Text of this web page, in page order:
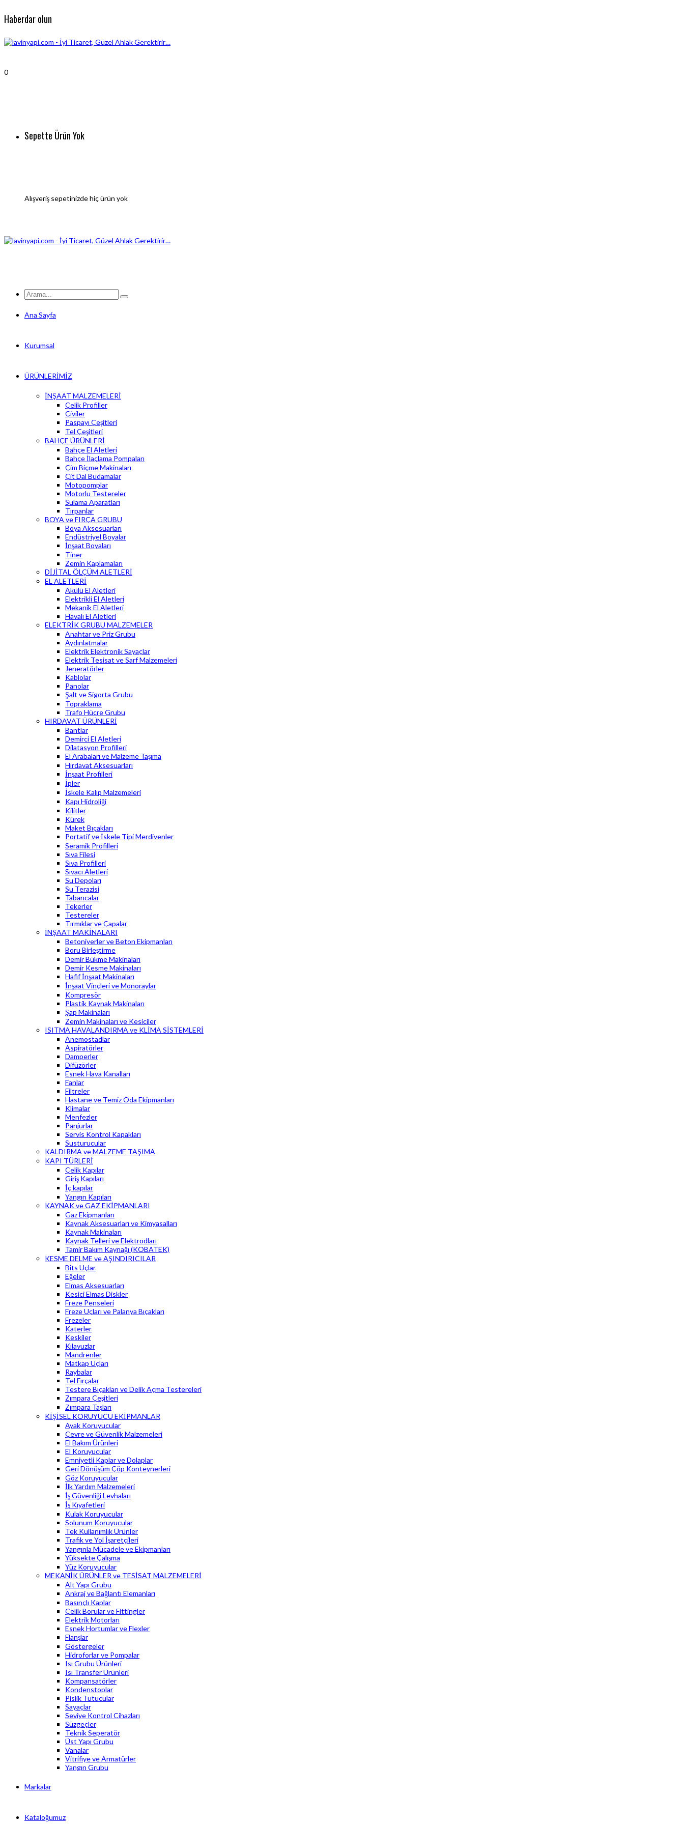
Haberdar olun
0
Sepette Ürün Yok
Alışveriş sepetinizde hiç ürün yok
Ana Sayfa
Kurumsal
ÜRÜNLERİMİZ
İNŞAAT MALZEMELERİ
Çelik Profiller
Çiviler
Paspayı Çeşitleri
Tel Çeşitleri
BAHÇE ÜRÜNLERİ
Bahçe El Aletleri
Bahçe İlaçlama Pompaları
Çim Biçme Makinaları
Çit Dal Budamalar
Motopomplar
Motorlu Testereler
Sulama Aparatları
Tırpanlar
BOYA ve FIRÇA GRUBU
Boya Aksesuarları
Endüstriyel Boyalar
İnşaat Boyaları
Tiner
Zemin Kaplamaları
DİJİTAL ÖLÇÜM ALETLERİ
EL ALETLERİ
Akülü El Aletleri
Elektrikli El Aletleri
Mekanik El Aletleri
Havalı El Aletleri
ELEKTRİK GRUBU MALZEMELER
Anahtar ve Priz Grubu
Aydınlatmalar
Elektrik Elektronik Sayaçlar
Elektrik Tesisat ve Sarf Malzemeleri
Jeneratörler
Kablolar
Panolar
Şalt ve Sigorta Grubu
Topraklama
Trafo Hücre Grubu
HIRDAVAT ÜRÜNLERİ
Bantlar
Demirci El Aletleri
Dilatasyon Profilleri
El Arabaları ve Malzeme Taşıma
Hırdavat Aksesuarları
İnşaat Profilleri
İpler
İskele Kalıp Malzemeleri
Kapı Hidroliği
Kilitler
Kürek
Maket Bıçakları
Portatif ve İskele Tipi Merdivenler
Seramik Profilleri
Sıva Filesi
Sıva Profilleri
Sıvacı Aletleri
Su Depoları
Su Terazisi
Tabancalar
Tekerler
Testereler
Tırmıklar ve Çapalar
İNŞAAT MAKİNALARI
Betoniyerler ve Beton Ekipmanları
Boru Birleştirme
Demir Bükme Makinaları
Demir Kesme Makinaları
Hafif İnşaat Makinaları
İnşaat Vinçleri ve Monoraylar
Kompresör
Plastik Kaynak Makinaları
Şap Makinaları
Zemin Makinaları ve Kesiciler
ISITMA HAVALANDIRMA ve KLİMA SİSTEMLERİ
Anemostadlar
Aspiratörler
Damperler
Difüzörler
Esnek Hava Kanalları
Fanlar
Filtreler
Hastane ve Temiz Oda Ekipmanları
Klimalar
Menfezler
Panjurlar
Servis Kontrol Kapakları
Susturucular
KALDIRMA ve MALZEME TAŞIMA
KAPI TÜRLERİ
Çelik Kapılar
Giriş Kapıları
İç kapılar
Yangın Kapıları
KAYNAK ve GAZ EKİPMANLARI
Gaz Ekipmanları
Kaynak Aksesuarları ve Kimyasalları
Kaynak Makinaları
Kaynak Telleri ve Elektrodları
Tamir Bakım Kaynağı (KOBATEK)
KESME DELME ve AŞINDIRICILAR
Bits Uçlar
Eğeler
Elmas Aksesuarları
Kesici Elmas Diskler
Freze Penseleri
Freze Uçları ve Palanya Bıçakları
Frezeler
Katerler
Keskiler
Kılavuzlar
Mandrenler
Matkap Uçları
Raybalar
Tel Fırçalar
Testere Bıçakları ve Delik Açma Testereleri
Zımpara Çeşitleri
Zımpara Taşları
KİŞİSEL KORUYUCU EKİPMANLAR
Ayak Koruyucular
Çevre ve Güvenlik Malzemeleri
El Bakım Ürünleri
El Koruyucular
Emniyetli Kaplar ve Dolaplar
Geri Dönüşüm Çöp Konteynerleri
Göz Koruyucular
İlk Yardım Malzemeleri
İş Güvenliği Levhaları
İş Kıyafetleri
Kulak Koruyucular
Solunum Koruyucular
Tek Kullanımlık Ürünler
Trafik ve Yol İşaretçileri
Yangınla Mücadele ve Ekipmanları
Yüksekte Çalışma
Yüz Koruyucular
MEKANİK ÜRÜNLER ve TESİSAT MALZEMELERİ
Alt Yapı Grubu
Ankraj ve Bağlantı Elemanları
Basınçlı Kaplar
Çelik Borular ve Fittingler
Elektrik Motorları
Esnek Hortumlar ve Flexler
Flanşlar
Göstergeler
Hidroforlar ve Pompalar
Isı Grubu Ürünleri
Isı Transfer Ürünleri
Kompansatörler
Kondenstoplar
Pislik Tutucular
Sayaçlar
Seviye Kontrol Cihazları
Süzgeçler
Teknik Seperatör
Üst Yapı Grubu
Vanalar
Vitrifiye ve Armatürler
Yangın Grubu
Markalar
Kataloğumuz